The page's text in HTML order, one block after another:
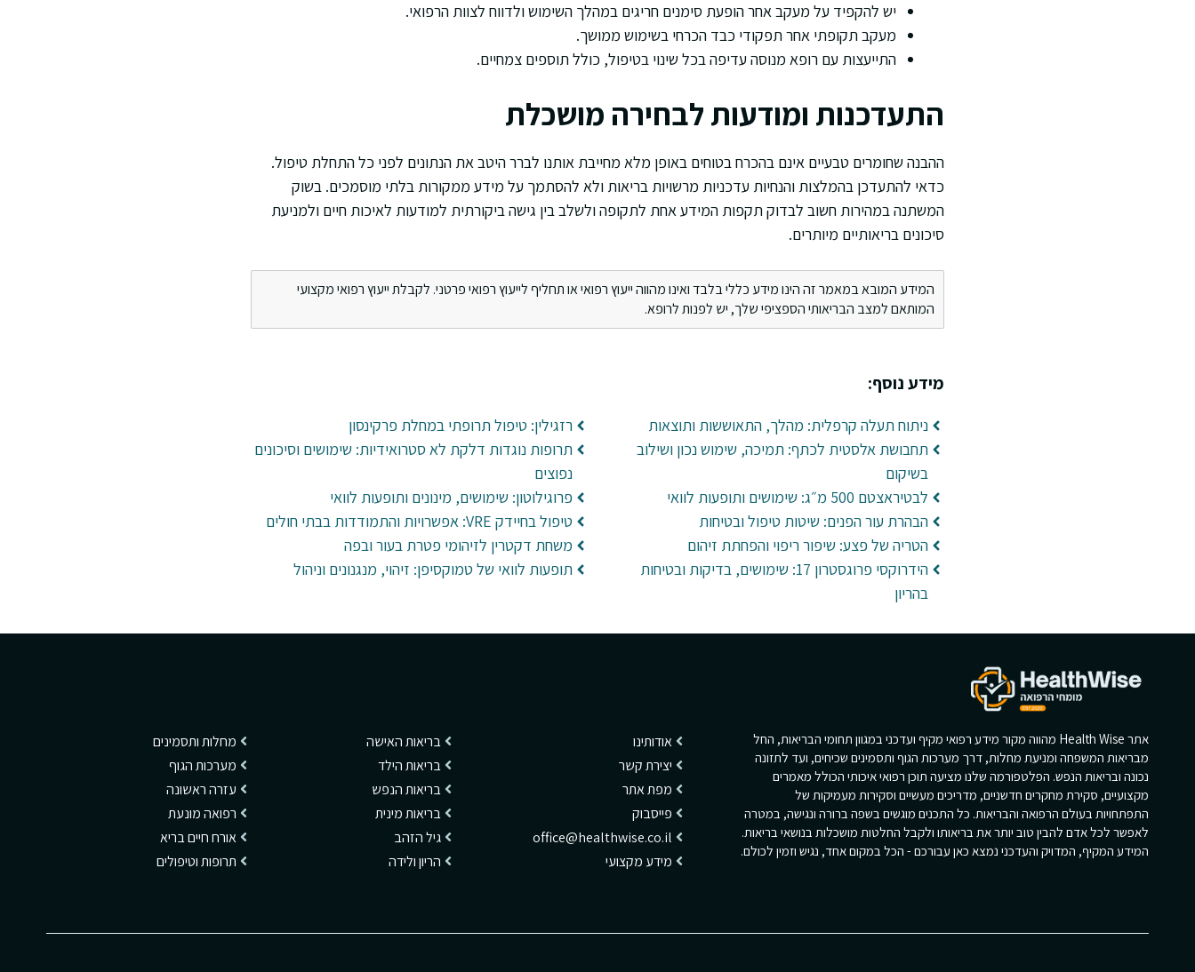
יש להקפיד על מעקב אחר הופעת סימנים חריגים במהלך השימוש ולדווח לצוות הרפואי.
מעקב תקופתי אחר תפקודי כבד הכרחי בשימוש ממושך.
התייעצות עם רופא מנוסה עדיפה בכל שינוי בטיפול, כולל תוספים צמחיים.
התעדכנות ומודעות לבחירה מושכלת
ההבנה שחומרים טבעיים אינם בהכרח בטוחים באופן מלא מחייבת אותנו לברר היטב את הנתונים לפני כל התחלת טיפול.
כדאי להתעדכן בהמלצות והנחיות עדכניות מרשויות בריאות ולא להסתמך על מידע ממקורות בלתי מוסמכים. בשוק
המשתנה במהירות חשוב לבדוק תקפות המידע אחת לתקופה ולשלב בין גישה ביקורתית למודעות לאיכות חיים ולמניעת
סיכונים בריאותיים מיותרים.
המידע המובא במאמר זה הינו מידע כללי בלבד ואינו מהווה ייעוץ רפואי או תחליף לייעוץ רפואי פרטני. לקבלת ייעוץ רפואי מקצועי
המותאם למצב הבריאותי הספציפי שלך, יש לפנות לרופא.
מידע נוסף:
ניתוח תעלה קרפלית: מהלך, התאוששות ותוצאות
רזגילין: טיפול תרופתי במחלת פרקינסון
תחבושת אלסטית לכתף: תמיכה, שימוש נכון ושילוב
בשיקום
תרופות נוגדות דלקת לא סטרואידיות: שימושים וסיכונים
נפוצים
לבטיראצטם 500 מ״ג: שימושים ותופעות לוואי
פרוגילוטון: שימושים, מינונים ותופעות לוואי
הבהרת עור הפנים: שיטות טיפול ובטיחות
טיפול בחיידק VRE: אפשרויות והתמודדות בבתי חולים
הטריה של פצע: שיפור ריפוי והפחתת זיהום
משחת דקטרין לזיהומי פטרת בעור ובפה
הידרוקסי פרוגסטרון 17: שימושים, בדיקות ובטיחות
בהריון
תופעות לוואי של טמוקסיפן: זיהוי, מנגנונים וניהול
אתר Health Wise מהווה מקור מידע רפואי מקיף ועדכני במגוון תחומי הבריאות, החל
מבריאות המשפחה ומניעת מחלות, דרך מערכות הגוף ותסמינים שכיחים, ועד לתזונה
נכונה ובריאות הנפש. הפלטפורמה שלנו מציעה תוכן רפואי איכותי הכולל מאמרים
מקצועיים, סקירת מחקרים חדשניים, מדריכים מעשיים וסקירות מעמיקות של
התפתחויות בעולם הרפואה והבריאות. כל התכנים מוגשים בשפה ברורה ונגישה, במטרה
לאפשר לכל אדם להבין טוב יותר את בריאותו ולקבל החלטות מושכלות בנושאי בריאות.
המידע המקיף, המדויק והעדכני נמצא כאן עבורכם - הכל במקום אחד, נגיש וזמין לכולם.
אודותינו
יצירת קשר
מפת אתר
פייסבוק
office@healthwise.co.il
מידע מקצועי
בריאות האישה
בריאות הילד
בריאות הנפש
בריאות מינית
גיל הזהב
הריון ולידה
מחלות ותסמינים
מערכות הגוף
עזרה ראשונה
רפואה מונעת
אורח חיים בריא
תרופות וטיפולים